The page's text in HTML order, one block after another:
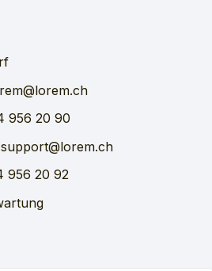
956 20 90
support@lorem.ch
956 20 92